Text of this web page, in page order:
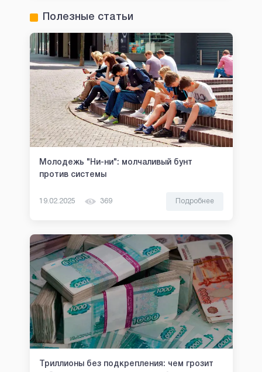
Полезные статьи
Молодежь "Ни-ни": молчаливый бунт
против системы
19.02.2025 369 Подробнее
Триллионы без подкрепления: чем грозит